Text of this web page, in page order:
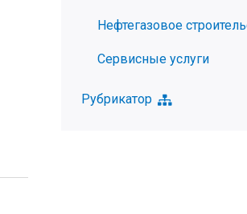
Нефтегазовое
Сервисные услуги
Рубрикатор